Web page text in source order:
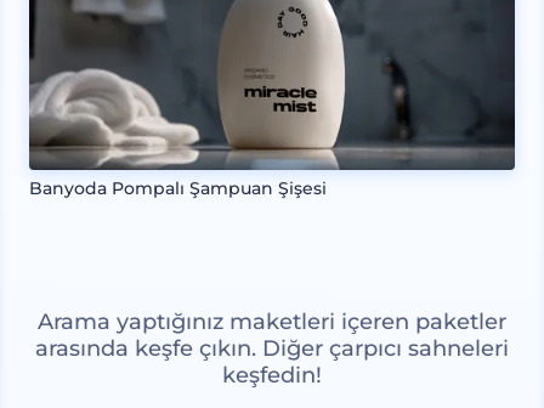
Banyoda Pompalı Şampuan Şişesi
Arama yaptığınız maketleri içeren paketler
arasında keşfe çıkın. Diğer çarpıcı sahneleri
keşfedin!